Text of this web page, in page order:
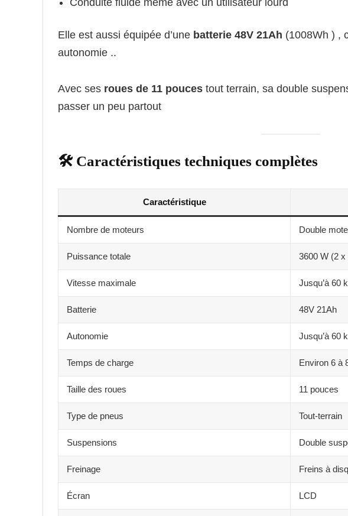
Elle est aussi équipée d’une batterie 48V 21Ah (1008Wh ) ,
autonomie ..
Avec ses roues de 11 pouces tout terrain, sa double
passer un peu partout
🛠️ Caractéristiques techniques complètes
Caractéristique
Nombre de moteurs Double
Puissance totale 3600 W (2 x
Vitesse maximale Jusqu’à 60
Batterie 48V 21Ah
Autonomie Jusqu’à 60
Temps de charge Environ 6 à
Taille des roues 11 pouces
Type de pneus Tout-terrain
Suspensions Double
Freinage Freins à
Écran LCD